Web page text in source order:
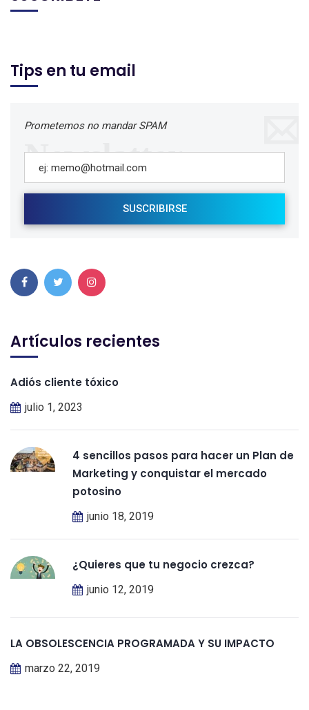
Tips en tu email
Prometemos no mandar SPAM
Artículos recientes
Adiós cliente tóxico
julio 1, 2023
4 sencillos pasos para hacer un Plan de
Marketing y conquistar el mercado
potosino
junio 18, 2019
¿Quieres que tu negocio crezca?
junio 12, 2019
LA OBSOLESCENCIA PROGRAMADA Y SU IMPACTO
marzo 22, 2019